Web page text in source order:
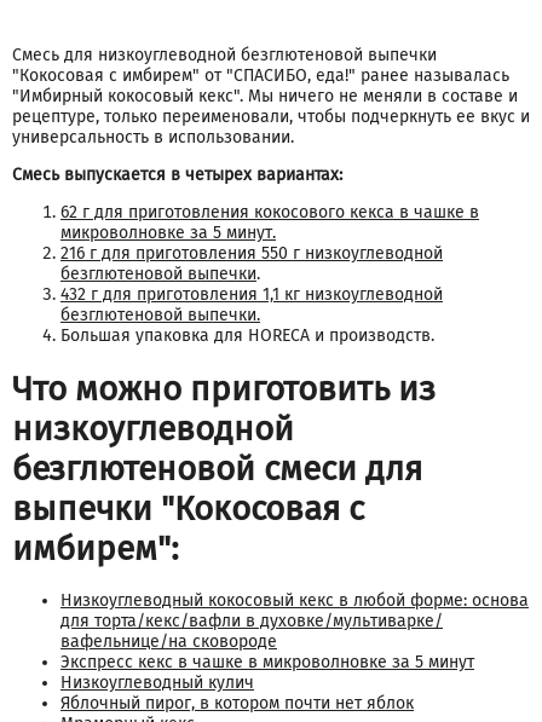
Смесь для низкоуглеводной безглютеновой выпечки
"Кокосовая с имбирем" от "СПАСИБО, еда!" ранее называлась
"Имбирный кокосовый кекс". Мы ничего не меняли в составе и
рецептуре, только переименовали, чтобы подчеркнуть ее вкус и
универсальность в использовании.
Смесь выпускается в четырех вариантах:
62 г для приготовления кокосового кекса в чашке в
микроволновке за 5 минут.
216 г для приготовления 550 г низкоуглеводной
безглютеновой выпечки.
432 г для приготовления 1,1 кг низкоуглеводной
безглютеновой выпечки.
Большая упаковка для HORECA и производств.
Что можно приготовить из
низкоуглеводной
безглютеновой смеси для
выпечки "Кокосовая с
имбирем":
Низкоуглеводный кокосовый кекс в любой форме: основа
для торта/кекс/вафли в духовке/мультиварке/
вафельнице/на сковороде
Экспресс кекс в чашке в микроволновке за 5 минут
Низкоуглеводный кулич
Яблочный пирог, в котором почти нет яблок